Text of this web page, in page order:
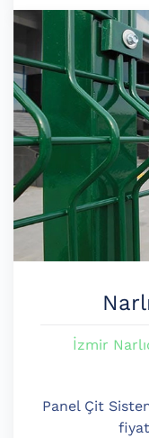
İzmir
Panel Çit